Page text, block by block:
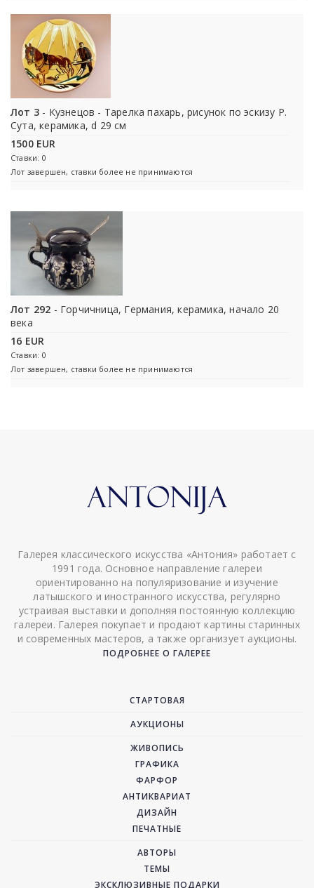
Лот 3 - Кузнецов - Тарелка пахарь, рисунок по эскизу Р.
Сута, керамика, d 29 см
1500 EUR
Ставки: 0
Лот завершен, ставки более не принимаются
Лот 292 - Горчичница, Германия, керамика, начало 20
века
16 EUR
Ставки: 0
Лот завершен, ставки более не принимаются
Галерея классического искусства «Антония» работает с
1991 года. Основное направление галереи
ориентированно на популяризование и изучение
латышского и иностранного искусства, регулярно
устраивая выставки и дополняя постоянную коллекцию
галереи. Галерея покупает и продают картины старинных
и современных мастеров, а также организует аукционы.
ПОДРОБНЕЕ О ГАЛЕРЕЕ
СТАРТОВАЯ
АУКЦИОНЫ
ЖИВОПИСЬ
ГРАФИКА
ФАРФОР
АНТИКВАРИАТ
ДИЗАЙН
ПЕЧАТНЫЕ
АВТОРЫ
ТЕМЫ
ЭКСКЛЮЗИВНЫЕ ПОДАРКИ